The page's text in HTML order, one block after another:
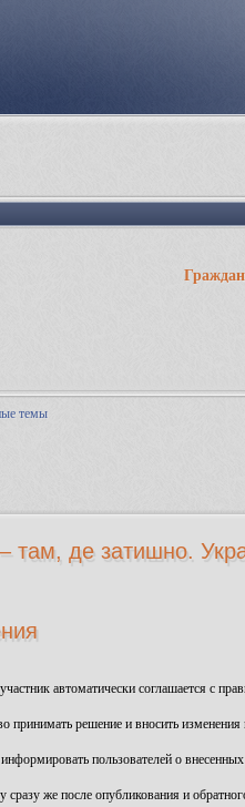
темы
там, де затишно.
автоматически соглашается с
принимать решение и вносить
пользователей о
же после опубликования и